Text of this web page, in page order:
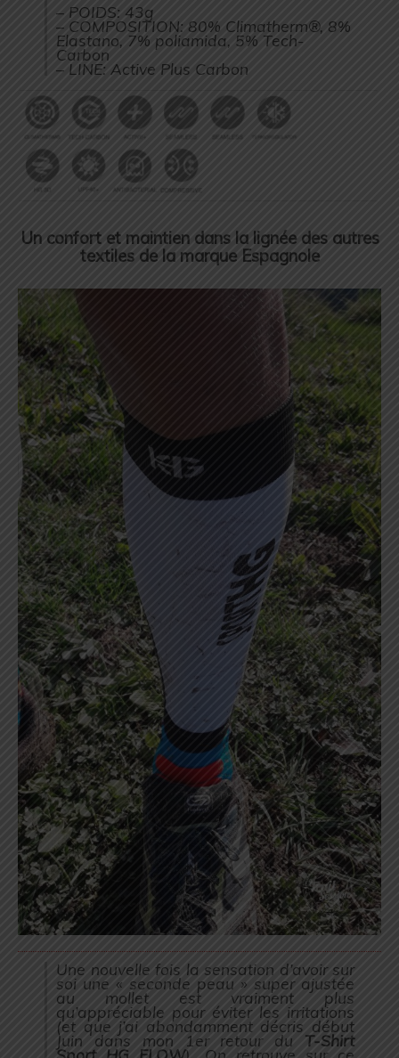
– POIDS: 43g
– COMPOSITION: 80% Climatherm®, 8%
Elastano, 7% poliamida, 5% Tech-
Carbon
– LINE: Active Plus Carbon
Un confort et maintien dans la lignée des autres
textiles de la marque Espagnole
Une nouvelle fois la sensation d’avoir sur
soi une « seconde peau » super ajustée
au mollet est vraiment plus
qu’appréciable pour éviter les irritations
(et que j’ai abondamment décris début
Juin dans mon 1er retour du T-Shirt